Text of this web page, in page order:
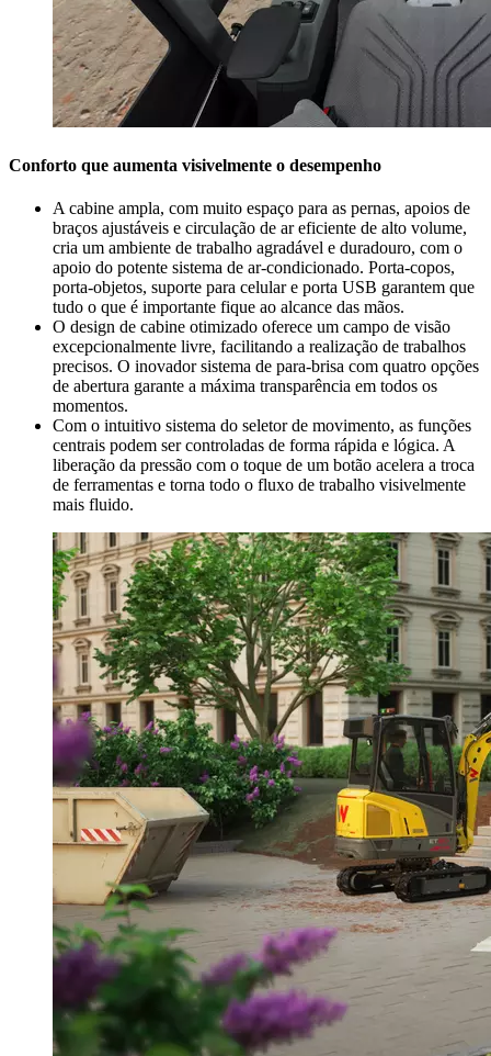
Conforto que aumenta visivelmente o desempenho
A cabine ampla, com muito espaço para as pernas, apoios de
braços ajustáveis e circulação de ar eficiente de alto volume,
cria um ambiente de trabalho agradável e duradouro, com o
apoio do potente sistema de ar-condicionado. Porta-copos,
porta-objetos, suporte para celular e porta USB garantem que
tudo o que é importante fique ao alcance das mãos.
O design de cabine otimizado oferece um campo de visão
excepcionalmente livre, facilitando a realização de trabalhos
precisos. O inovador sistema de para-brisa com quatro opções
de abertura garante a máxima transparência em todos os
momentos.
Com o intuitivo sistema do seletor de movimento, as funções
centrais podem ser controladas de forma rápida e lógica. A
liberação da pressão com o toque de um botão acelera a troca
de ferramentas e torna todo o fluxo de trabalho visivelmente
mais fluido.